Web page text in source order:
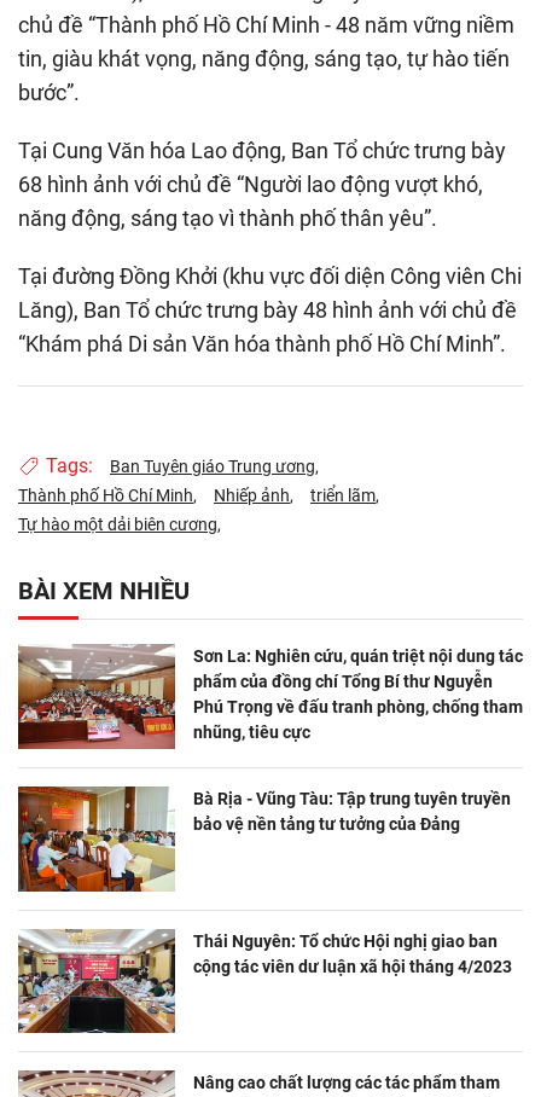
chủ đề “Thành phố Hồ Chí Minh - 48 năm vững niềm
tin, giàu khát vọng, năng động, sáng tạo, tự hào tiến
bước”.
Tại Cung Văn hóa Lao động, Ban Tổ chức trưng bày
68 hình ảnh với chủ đề “Người lao động vượt khó,
năng động, sáng tạo vì thành phố thân yêu”.
Tại đường Đồng Khởi (khu vực đối diện Công viên Chi
Lăng), Ban Tổ chức trưng bày 48 hình ảnh với chủ đề
“Khám phá Di sản Văn hóa thành phố Hồ Chí Minh”.
Tags:
Ban Tuyên giáo Trung ương
Thành phố Hồ Chí Minh
Nhiếp ảnh
triển lãm
Tự hào một dải biên cương
BÀI XEM NHIỀU
Sơn La: Nghiên cứu, quán triệt nội dung tác
phẩm của đồng chí Tổng Bí thư Nguyễn
Phú Trọng về đấu tranh phòng, chống tham
nhũng, tiêu cực
Bà Rịa - Vũng Tàu: Tập trung tuyên truyền
bảo vệ nền tảng tư tưởng của Đảng
Thái Nguyên: Tổ chức Hội nghị giao ban
cộng tác viên dư luận xã hội tháng 4/2023
Nâng cao chất lượng các tác phẩm tham